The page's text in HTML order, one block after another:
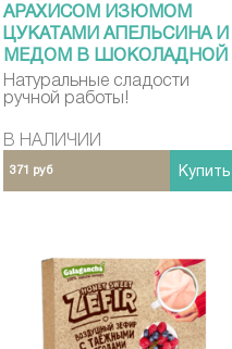
АРАХИСОМ ИЗЮМОМ
ЦУКАТАМИ АПЕЛЬСИНА И
МЕДОМ В ШОКОЛАДНОЙ
ГЛАЗУРИ GALAGANCHA 135
Г
Натуральные сладости
ручной работы!
В НАЛИЧИИ
371 руб Купить